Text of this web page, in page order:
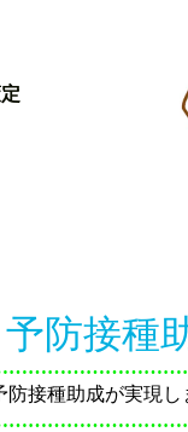
防接種
接種助成が実現し